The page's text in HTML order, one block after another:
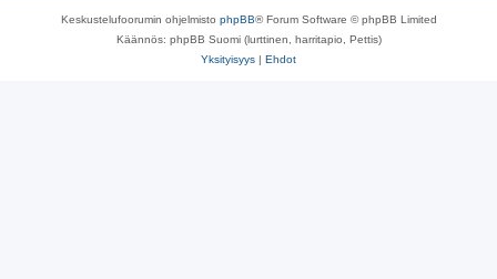
Keskustelufoorumin ohjelmisto phpBB® Forum Software © phpBB Limited
Käännös: phpBB Suomi (lurttinen, harritapio, Pettis)
Yksityisyys | Ehdot